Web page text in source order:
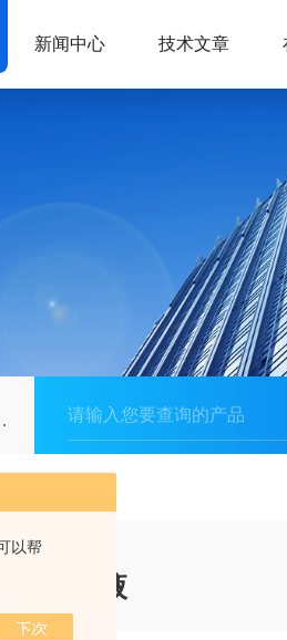
以帮
新闻中心 技术文章
标准溶液